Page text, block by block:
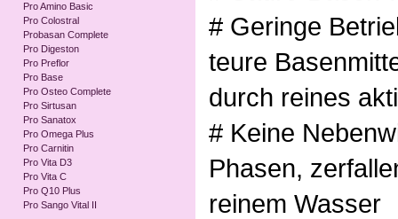
Pro Amino Basic
Pro Colostral
Probasan Complete
Pro Digeston
Pro Preflor
Pro Base
Pro Osteo Complete
Pro Sirtusan
Pro Sanatox
Pro Omega Plus
Pro Carnitin
Pro Vita D3
Pro Vita C
Pro Q10 Plus
Pro Sango Vital II
# Geringe
teure
durch reines
# Keine
Phasen,
reinem Wasser